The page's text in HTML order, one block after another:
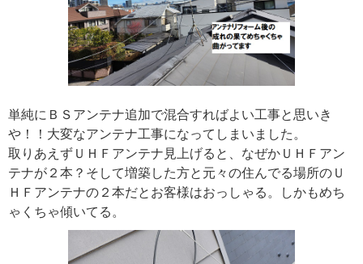
単純にＢＳアンテナ追加で混合すればよい工事と思いき
や！！大変なアンテナ工事になってしまいました。
取りあえずＵＨＦアンテナ見上げると、なぜかＵＨＦアン
テナが２本？そして増築した方と元々の住んでる場所のＵ
ＨＦアンテナの２本だとお客様はおっしゃる。しかもめち
ゃくちゃ傾いてる。